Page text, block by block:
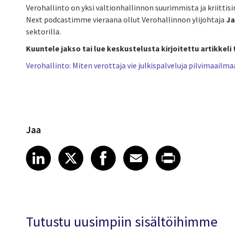
Verohallinto on yksi valtionhallinnon suurimmista ja
Next podcastimme vieraana ollut Verohallinnon ylijohtaja
sektorilla.
Kuuntele jakso tai lue keskustelusta kirjoitettu artikkeli
Verohallinto: Miten verottaja vie julkispalveluja
Jaa
Share article on LinkedIn
LinkedIn
Share article on X
XShare article on
Facebook
Share article on
Email
Share
Tutustu uusimpiin sisältöihimme